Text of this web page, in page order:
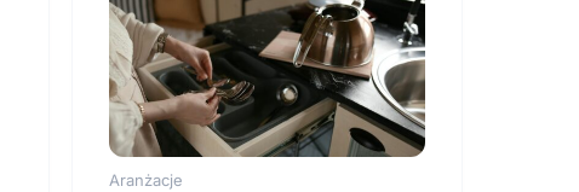
Aranżacje